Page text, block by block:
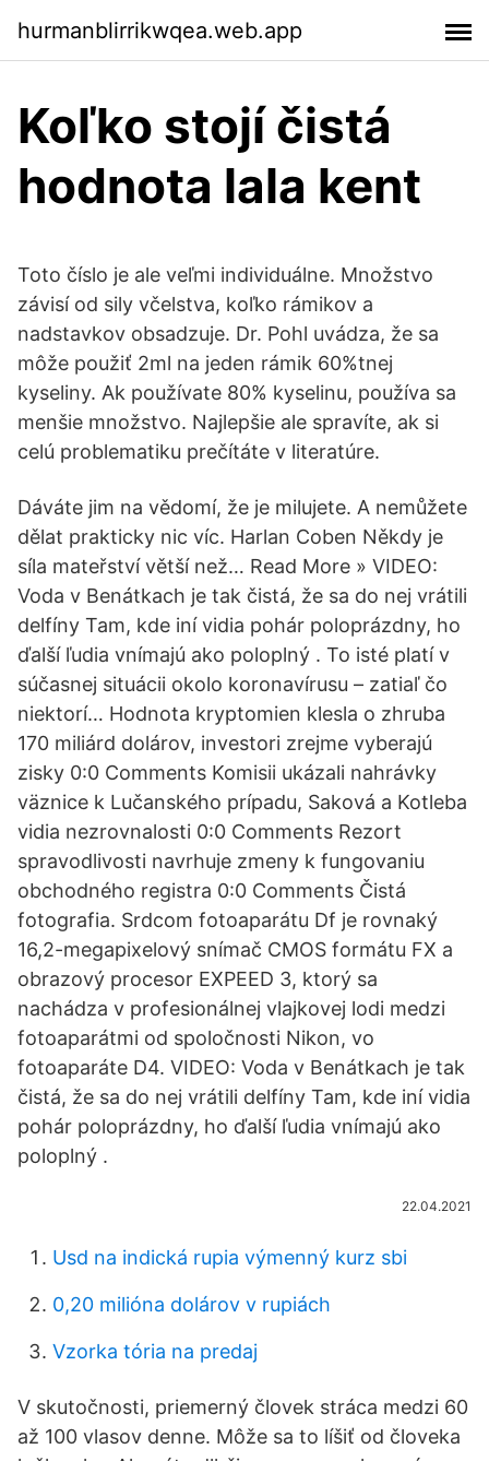
hurmanblirrikwqea.web.app
Koľko stojí čistá
hodnota lala kent
Toto číslo je ale veľmi individuálne. Množstvo
závisí od sily včelstva, koľko rámikov a
nadstavkov obsadzuje. Dr. Pohl uvádza, že sa
môže použiť 2ml na jeden rámik 60%tnej
kyseliny. Ak používate 80% kyselinu, používa sa
menšie množstvo. Najlepšie ale spravíte, ak si
celú problematiku prečítáte v literatúre.
Dáváte jim na vědomí, že je milujete. A nemůžete
dělat prakticky nic víc. Harlan Coben Někdy je
síla mateřství větší než… Read More » VIDEO:
Voda v Benátkach je tak čistá, že sa do nej vrátili
delfíny Tam, kde iní vidia pohár poloprázdny, ho
ďalší ľudia vnímajú ako poloplný . To isté platí v
súčasnej situácii okolo koronavírusu – zatiaľ čo
niektorí… Hodnota kryptomien klesla o zhruba
170 miliárd dolárov, investori zrejme vyberajú
zisky 0:0 Comments Komisii ukázali nahrávky
väznice k Lučanského prípadu, Saková a Kotleba
vidia nezrovnalosti 0:0 Comments Rezort
spravodlivosti navrhuje zmeny k fungovaniu
obchodného registra 0:0 Comments Čistá
fotografia. Srdcom fotoaparátu Df je rovnaký
16,2-megapixelový snímač CMOS formátu FX a
obrazový procesor EXPEED 3, ktorý sa
nachádza v profesionálnej vlajkovej lodi medzi
fotoaparátmi od spoločnosti Nikon, vo
fotoaparáte D4. VIDEO: Voda v Benátkach je tak
čistá, že sa do nej vrátili delfíny Tam, kde iní vidia
pohár poloprázdny, ho ďalší ľudia vnímajú ako
poloplný .
22.04.2021
Usd na indická rupia výmenný kurz sbi
0,20 milióna dolárov v rupiách
Vzorka tória na predaj
V skutočnosti, priemerný človek stráca medzi 60
až 100 vlasov denne. Môže sa to líšiť od človeka